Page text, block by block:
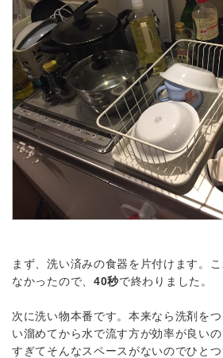
まず、洗い済みの食器を片付けます。
なかったので、 40秒で終わりました。
次に洗い物本番です。本来なら洗剤を
い溜めてから水で流す方が効率が良い
すぎてそんなスペースがないのでひと